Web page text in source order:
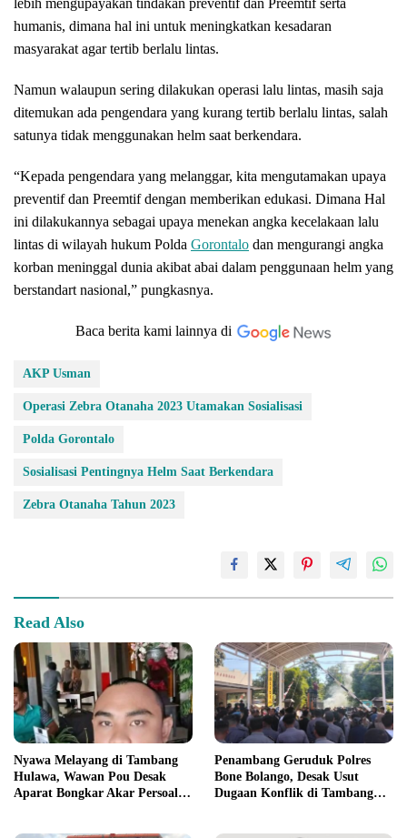
lebih mengupayakan tindakan preventif dan Preemtif serta
humanis, dimana hal ini untuk meningkatkan kesadaran
masyarakat agar tertib berlalu lintas.
Namun walaupun sering dilakukan operasi lalu lintas, masih saja
ditemukan ada pengendara yang kurang tertib berlalu lintas, salah
satunya tidak menggunakan helm saat berkendara.
“Kepada pengendara yang melanggar, kita mengutamakan upaya
preventif dan Preemtif dengan memberikan edukasi. Dimana Hal
ini dilakukannya sebagai upaya menekan angka kecelakaan lalu
lintas di wilayah hukum Polda Gorontalo dan mengurangi angka
korban meninggal dunia akibat abai dalam penggunaan helm yang
berstandart nasional,” pungkasnya.
Baca berita kami lainnya di
AKP Usman
Operasi Zebra Otanaha 2023 Utamakan Sosialisasi
Polda Gorontalo
Sosialisasi Pentingnya Helm Saat Berkendara
Zebra Otanaha Tahun 2023
Read Also
Nyawa Melayang di Tambang
Hulawa, Wawan Pou Desak
Aparat Bongkar Akar Persoalan
Penambang Geruduk Polres
Bone Bolango, Desak Usut
Dugaan Konflik di Tambang